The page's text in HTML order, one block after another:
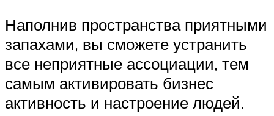
Наполнив пространства приятными
запахами, вы сможете устранить
все неприятные ассоциации, тем
самым активировать бизнес
активность и настроение людей.